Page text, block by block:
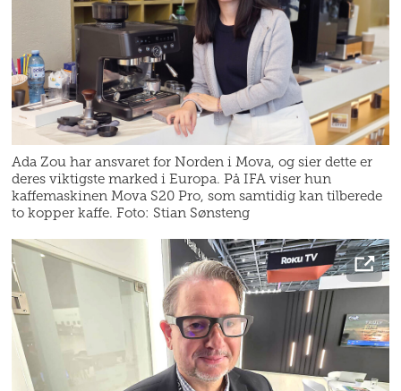
Ada Zou har ansvaret for Norden i Mova, og sier dette er
deres viktigste marked i Europa. På IFA viser hun
kaffemaskinen Mova S20 Pro, som samtidig kan tilberede
to kopper kaffe. Foto: Stian Sønsteng